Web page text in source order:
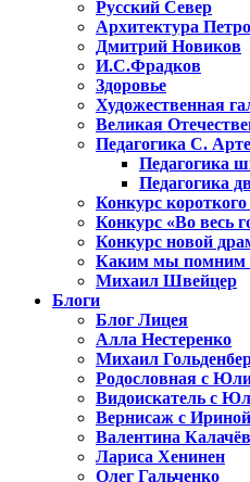
Русский Север
Архитектура
Дмитрий Новиков
И.С.Фрадков
Здоровье
Художественная
Великая
Педагогика С.
Педагогика
Педагогика
Конкурс короткого
Конкурс «Во весь
Конкурс новой
Каким мы помним
Михаил Швейцер
Блоги
Блог Лицея
Алла Нестеренко
Михаил
Родословная с
Видоискатель с
Вернисаж с
Валентина
Лариса Хенинен
Олег Гальченко